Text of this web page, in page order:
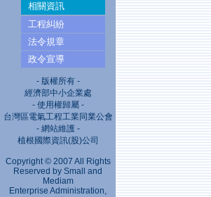
相關資訊
工程糾紛
法令規章
政令宣導
- 版權所有 -
經濟部中小企業處
- 使用權歸屬 -
台灣區電氣工程工業同業公會
- 網站維護 -
植根國際資訊(股)公司
Copyright © 2007 All Rights
Reserved by Small and
Mediam
Enterprise Administration,